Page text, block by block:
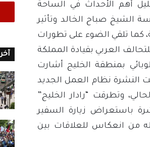
أهم الأحداث في الساحة
الشيخ صباح الخالد وتأثير
كما تلقي الضوء على تطورات
العربي بقيادة المملكة
بمنطقة الخليج أشارت
النشرة نظام العمل الجديد
وتطرقت “رادار الخليج”
باستعراض زيارة السفير
من انعكاس للعلاقات بين